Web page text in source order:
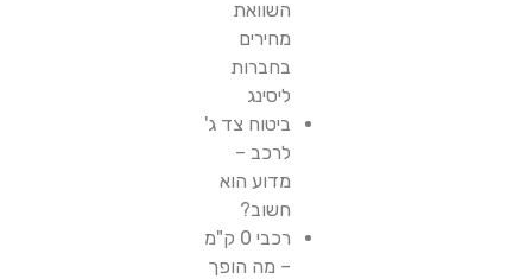
השוואת
מחירים
בחברות
ליסינג
ביטוח צד ג'
לרכב –
מדוע הוא
חשוב?
רכבי 0 ק"מ
– מה הופך